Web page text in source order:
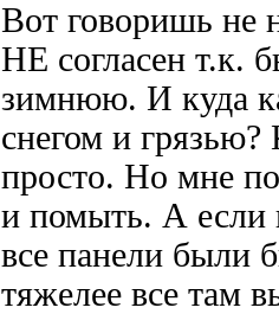
Вот говоришь не
НЕ согласен т.к.
зимнюю. И куда
снегом и
просто. Но мне
и помыть. А если
все панели были
тяжелее все там